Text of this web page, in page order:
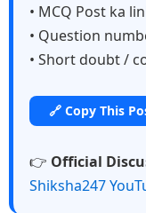
• MCQ Post ka
• Question
• Short doubt /
🔗 Copy This
👉 Official
Shiksha247